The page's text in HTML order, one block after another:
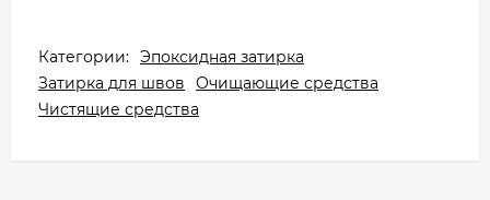
Kerakoll Fuga-Soap Eco пригоден к
чувствительным видам мрамора.
Категории: Эпоксидная затирка
Затирка для швов
Очищающие средства
Чистящие средства